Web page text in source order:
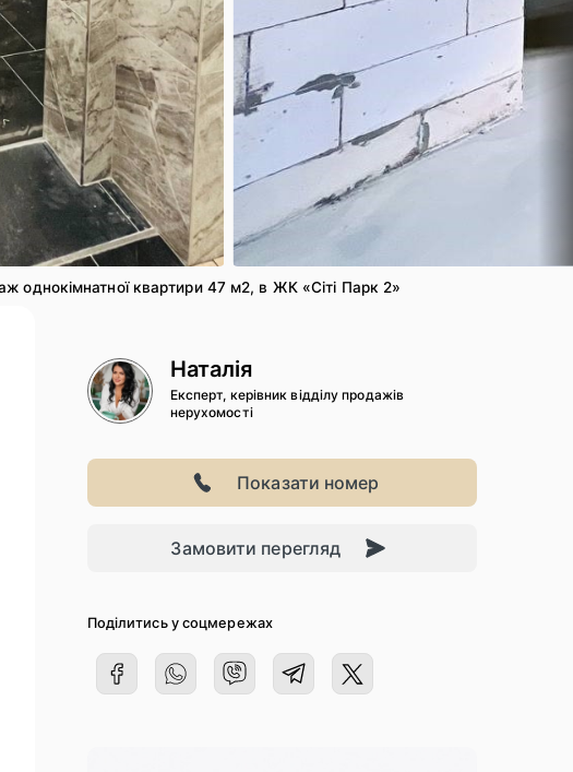
5/ 20
однокімнатної квартири 47 м2, в ЖК «Сіті Парк 2»
Наталія
Експерт, керівник відділу продажів
нерухомості
Показати номер
Замовити перегляд
Поділитись у соцмережах